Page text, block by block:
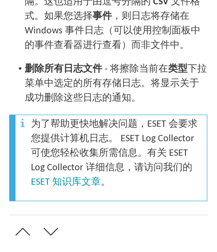
式。如果您选择事件 ，则日志将存储在
Windows 事件日志（可以使用控制面板中
的事件查看器进行查看）而非文件中。
• 删除所有日志文件 - 将擦除当前在类型 下拉
菜单中选定的所有存储日志。将显示关于
成功删除这些日志的通知。
为了帮助更快地解决问题，ESET 会要求
您提供计算机日志。 ESET Log Collector
可使您轻松收集所需信息。有关 ESET
Log Collector 详细信息，请访问我们的
ESET 知识库文章。